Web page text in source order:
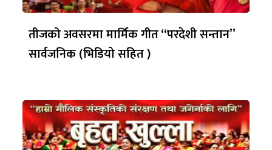
तीजको अवसरमा मार्मिक गीत “परदेशी सन्तान”
सार्वजनिक (भिडियो सहित )